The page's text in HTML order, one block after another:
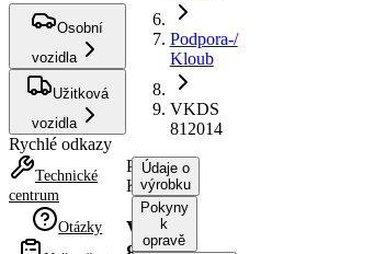
Osobní
vozidla
Užitková
vozidla
Rychlé odkazy
Technické
centrum
Otázky
Podpora-/
Kloub
VKDS
812014
Podpora-/
Kloub
VKDS
Údaje o
výrobku
Pokyny
k
opravě